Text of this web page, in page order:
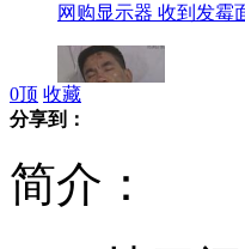
网购显示器 收到发霉
0顶 收藏
分享到：
简介：